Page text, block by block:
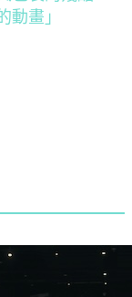
畫」